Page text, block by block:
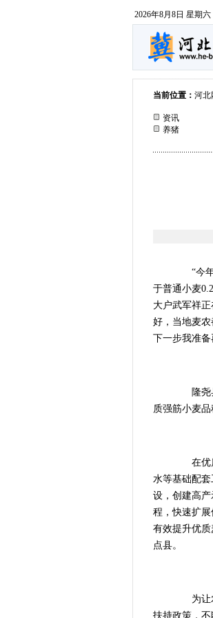
2026年8月8日 星期六
当前位置： 河北
资讯
养猪
“今年
于普通小麦
大户武军祥
好，当地麦农
下一步我准备
隆尧县
质强筋小麦
在优质
水等基础配
设，创建高产
程，快速扩
有效提升优
点县。
为让农
扶持政策，